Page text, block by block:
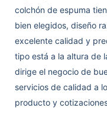
colchón de espuma
bien elegidos, diseño
excelente calidad y
tipo está a la altura de
dirige el negocio de
servicios de calidad a
producto y